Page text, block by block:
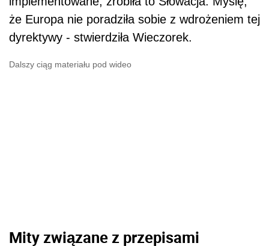
że Europa nie poradziła sobie z wdrożeniem tej
dyrektywy - stwierdziła Wieczorek.
Dalszy ciąg materiału pod wideo
Mity związane z przepisami